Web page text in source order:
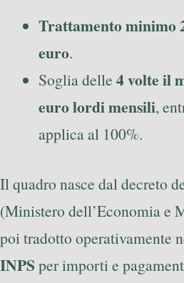
Trattamento minimo
euro.
Soglia delle 4 volte il
euro lordi mensili,
applica al 100%.
Il quadro nasce dal decreto
(Ministero dell’Economia e
poi tradotto operativamente
INPS per importi e